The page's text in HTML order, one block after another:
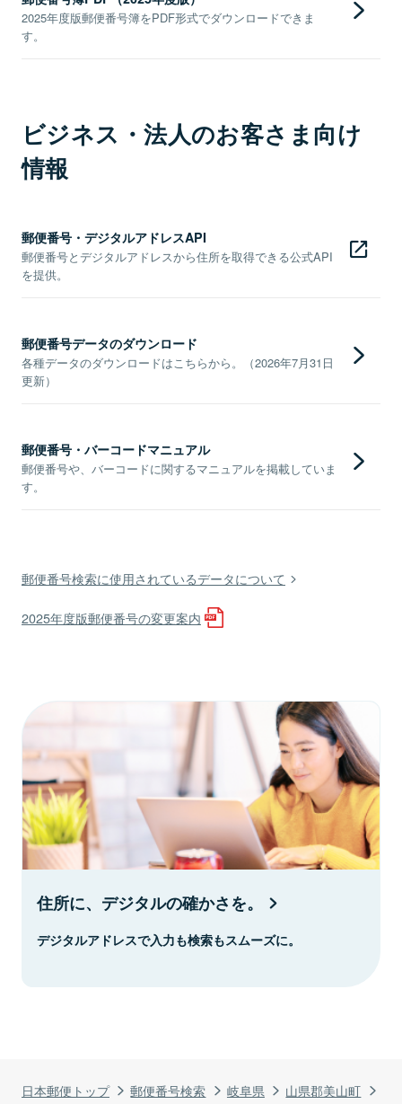
日本郵便トップ 郵便番号検索 岐阜県
山県郡美山町
2025年度版郵便番号簿をPDF形式でダウンロードできま
す。
ビジネス・法人のお客さま向け
情報
郵便番号・デジタルアドレスAPI
郵便番号とデジタルアドレスから住所を取得できる公式API
を提供。
郵便番号データのダウンロード
各種データのダウンロードはこちらから。（2026年7月31日
更新）
郵便番号・バーコードマニュアル
郵便番号や、バーコードに関するマニュアルを掲載していま
す。
郵便番号検索に使用されているデータについて
2025年度版郵便番号の変更案内
住所に、デジタルの確かさを。
デジタルアドレスで入力も検索もスムーズに。